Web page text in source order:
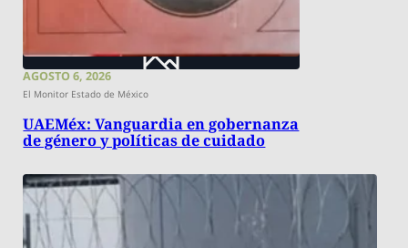
AGOSTO 6, 2026
El Monitor Estado de México
UAEMéx: Vanguardia en gobernanza
de género y políticas de cuidado